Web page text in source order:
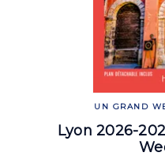
UN GRAND
Lyon 2026-